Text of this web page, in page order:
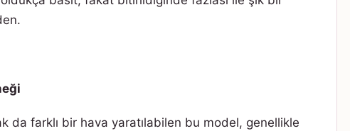
da farklı bir hava yaratılabilen bu model, genellikle